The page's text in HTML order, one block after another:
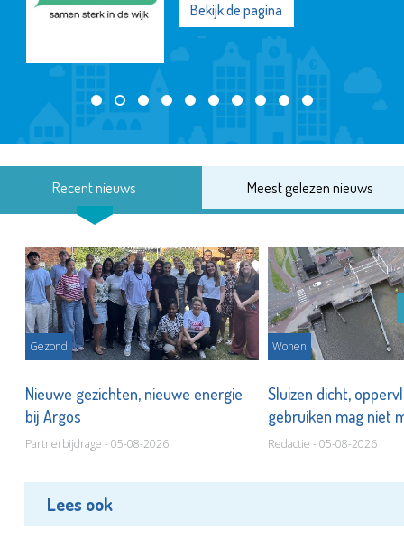
Bekijk de pagina
Recent nieuws Meest gelezen nieuws
Gezond
Nieuwe gezichten, nieuwe energie
bij Argos
Partnerbijdrage - 05-08-2026
Wonen
Sluizen dicht,
gebruiken mag niet
Redactie - 05-08-2026
Lees ook